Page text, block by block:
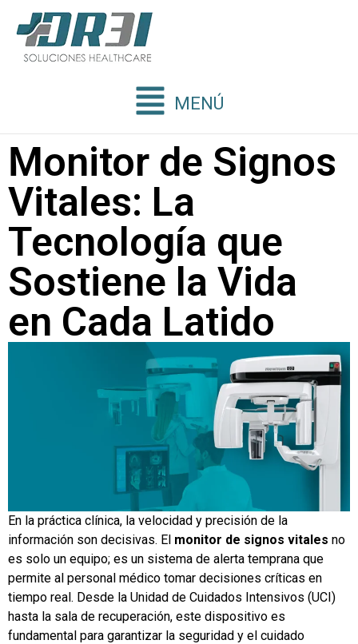
MENÚ
Monitor de Signos
Vitales: La
Tecnología que
Sostiene la Vida
en Cada Latido
En la práctica clínica, la velocidad y precisión de la
información son decisivas. El monitor de signos vitales no
es solo un equipo; es un sistema de alerta temprana que
permite al personal médico tomar decisiones críticas en
tiempo real. Desde la Unidad de Cuidados Intensivos (UCI)
hasta la sala de recuperación, este dispositivo es
fundamental para garantizar la seguridad y el cuidado